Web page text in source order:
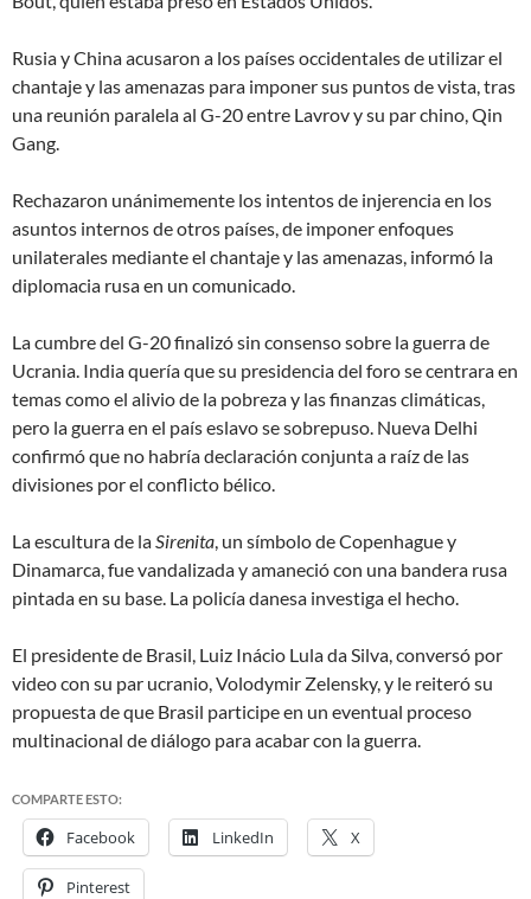
Rusia y China acusaron a los países occidentales de utilizarel
chantaje y las amenazas para imponer sus puntos de vista, tras
una reunión paralela al G-20 entre Lavrov y su par chino, Qin
Gang.
Rechazaron unánimemente los intentos de injerencia en los
asuntos internos de otros países, de imponer enfoques
unilaterales mediante el chantaje y las amenazas , informó la
diplomacia rusa en un comunicado.
La cumbre del G-20 finalizó sin consenso sobre la guerra de
Ucrania. India quería que su presidencia del foro se centrara en
temas como el alivio de la pobreza y las finanzas climáticas,
pero la guerra en el país eslavo se sobrepuso. Nueva Delhi
confirmó que no habría declaración conjunta a raíz de las
divisiones por el conflicto bélico.
La escultura de la Sirenita , un símbolo de Copenhague y
Dinamarca, fue vandalizada y amaneció con una bandera rusa
pintada en su base. La policía danesa investiga el hecho.
El presidente de Brasil, Luiz Inácio Lula da Silva, conversó por
video con su par ucranio, Volodymir Zelensky, y le reiteró su
propuesta de que Brasil participe en un eventual proceso
multinacional de diálogo para acabar con la guerra.
COMPARTE ESTO:
Facebook LinkedIn X
Pinterest